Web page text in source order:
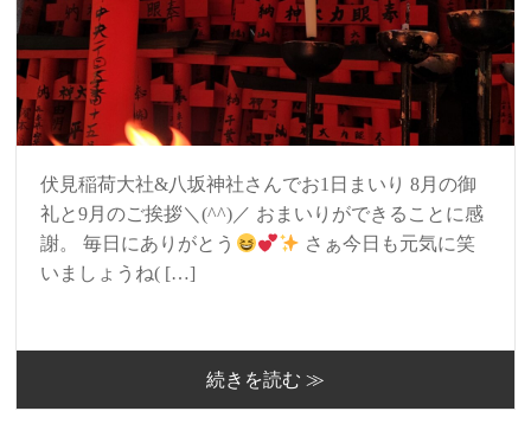
伏見稲荷大社&八坂神社さんでお1日まいり 8月の御
礼と9月のご挨拶＼(^^)／ おまいりができることに感
謝。 毎日にありがとう
さぁ今日も元気に笑
いましょうね( […]
続きを読む ≫